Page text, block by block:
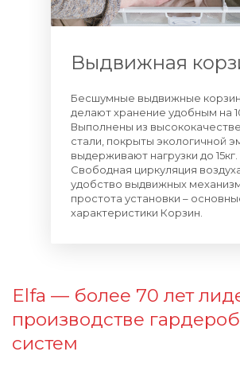
Выдвижная
Бесшумные выдвижные
делают хранение удобным на
Выполнены из
стали, покрыты экологичной
выдерживают нагрузки до 15кг.
Свободная циркуляция
удобство выдвижных
простота установки –
характеристики Корзин.
Elfa — более 70 лет
производстве
систем